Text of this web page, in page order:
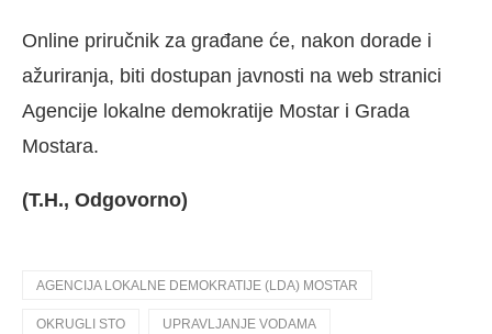
Online priručnik za građane će, nakon dorade i
ažuriranja, biti dostupan javnosti na web stranici
Agencije lokalne demokratije Mostar i Grada
Mostara.
(T.H., Odgovorno)
AGENCIJA LOKALNE DEMOKRATIJE (LDA) MOSTAR
OKRUGLI STO UPRAVLJANJE VODAMA